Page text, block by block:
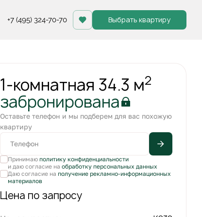
+7 (495) 324-70-70 Выбрать квартиру
Квартира забронирована
1-комнатная 34.3 м2
забронирована
Оставьте телефон и мы подберем для вас похожую
квартиру
Принимаю политику конфиденциальности
и даю согласие на обработку персональных данных
Даю согласие на получение рекламно-информационных
материалов
Цена по запросу